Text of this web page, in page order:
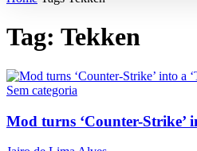
Tag: Tekken
Sem categoria
Mod turns ‘Counter-Strike’